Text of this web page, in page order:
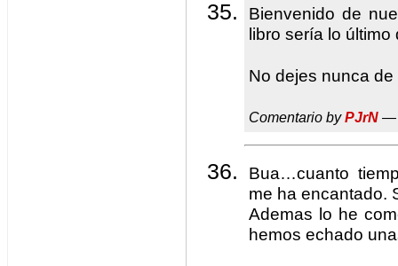
Bienvenido de
libro sería lo
No dejes nunca
Comentario byPJrN —
Bua…cuanto
me ha encantado.
Ademas lo he
hemos echado